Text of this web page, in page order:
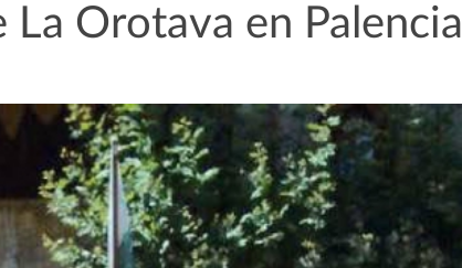
La Orotava en Palencia